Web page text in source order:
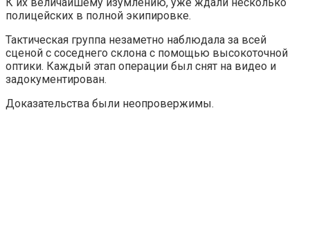
полицейских в полной экипировке.
Тактическая группа незаметно наблюдала за всей
сценой с соседнего склона с помощью высокоточной
оптики. Каждый этап операции был снят на видео и
задокументирован.
Доказательства были неопровержимы.